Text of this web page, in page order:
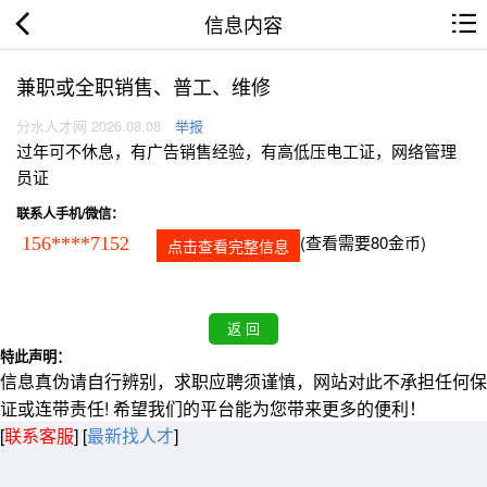
信息内容
兼职或全职销售、普工、维修
分水人才网 2026.08.08 举报
过年可不休息，有广告销售经验，有高低压电工证，网络管理
员证
联系人手机/微信：
156****7152 点击查看完整信息 (查看需要80金币)
特此声明：
信息真伪请自行辨别，求职应聘须谨慎，网站对此不承担任何保
证或连带责任! 希望我们的平台能为您带来更多的便利！
[联系客服] [最新找人才]